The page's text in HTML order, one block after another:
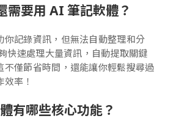
需要用 AI 筆記軟體？
你記錄資訊，但無法自動整理和分
快速處理大量資訊，自動提取關鍵
不僅節省時間，還能讓你輕鬆搜尋過
率！
有哪些核心功能？